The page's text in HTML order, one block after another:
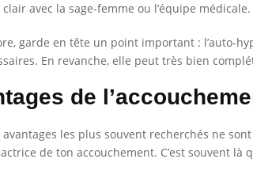
avec la sage-femme ou l’équipe médicale.
garde en tête un point important : l’auto-
En revanche, elle peut très bien
de
les plus souvent recherchés ne
de ton accouchement. C’est souvent là